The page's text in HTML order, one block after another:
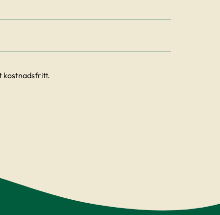
kostnadsfritt.